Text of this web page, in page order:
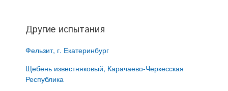
Другие испытания
Фельзит, г. Екатеринбург
Щебень известняковый, Карачаево-Черкесская
Республика